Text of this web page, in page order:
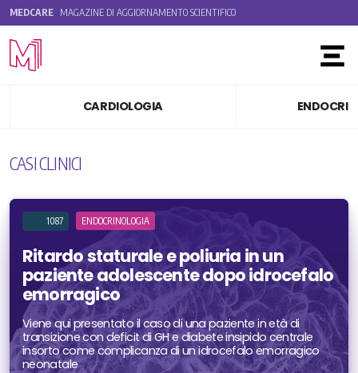
MEDCARE MAGAZINE DI AGGIORNAMENTO SCIENTIFICO
CARDIOLOGIA
CASI CLINICI
1087 ENDOCRINOLOGIA
Ritardo staturale e poliuria in un
paziente adolescente dopo idrocefalo
emorragico
Viene qui presentato il caso di una paziente in età di
transizione con deficit di GH e diabete insipido centrale
insorto come complicanza di un idrocefalo emorragico
neonatale